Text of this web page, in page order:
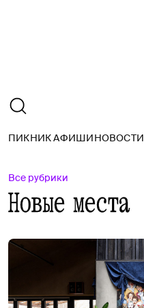
ПИКНИК АФИШИНОВОСТИ
Все рубрики
Новые места